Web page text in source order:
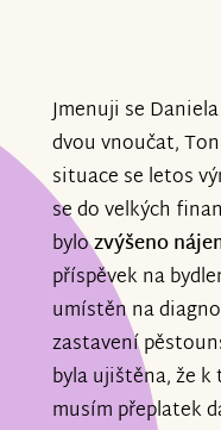
Jmenuji se
dvou vnoučat,
situace se letos
se do velkých
bylozvýšeno
příspěvek na
umístěn na
zastavení
byla ujištěna, že
musím přeplatek